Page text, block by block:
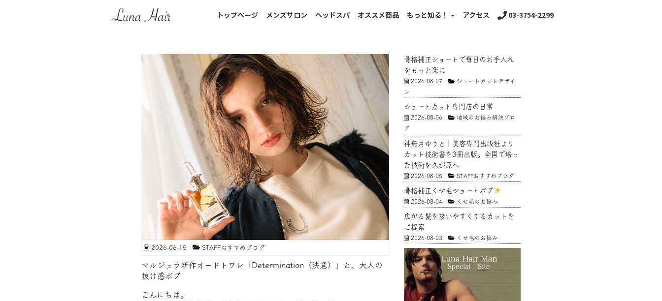
トップページ メンズサロン ヘッドスパ オススメ商品 もっと知る！ アクセス 03-3754-2299
2026-06-15 STAFFおすすめブログ
マルジェラ新作オードトワレ「Determination（決意）」と、大人の
抜け感ボブ
こんにちは。
骨格補正ショートで毎日のお手入れ
をもっと楽に
2026-08-07
ショートカットデザイ
ン
ショートカット専門店の日常
2026-08-06
地域のお悩み解決ブロ
グ
神無月ゆうと｜美容専門出版社より
カット技術書を3冊出版。全国で培っ
た技術を久が原へ
2026-08-05 STAFFおすすめブログ
骨格補正くせ毛ショートボブ
2026-08-04 くせ毛のお悩み
広がる髪を扱いやすくするカットを
ご提案
2026-08-03 くせ毛のお悩み